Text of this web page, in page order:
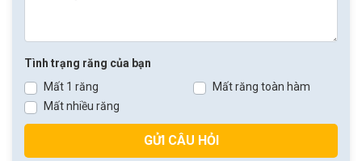
Tình trạng răng của bạn
Mất 1 răng
Mất nhiều răng
Mất răng toàn hàm
GỬI CÂU HỎI